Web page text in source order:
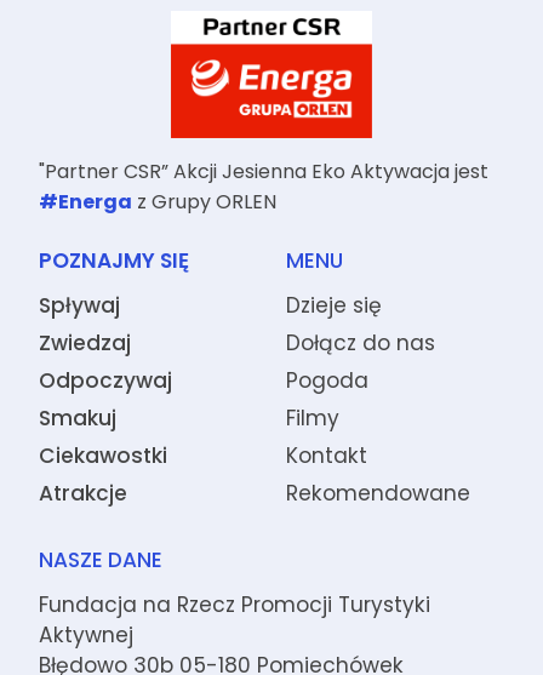
"Partner CSR” Akcji Jesienna Eko Aktywacja jest
#Energa z Grupy ORLEN
POZNAJMY SIĘ
Spływaj
Zwiedzaj
Odpoczywaj
Smakuj
Ciekawostki
Atrakcje
MENU
Dzieje się
Dołącz do nas
Pogoda
Filmy
Kontakt
Rekomendowane
NASZE DANE
Fundacja na Rzecz Promocji Turystyki
Aktywnej
Błędowo 30b 05-180 Pomiechówek